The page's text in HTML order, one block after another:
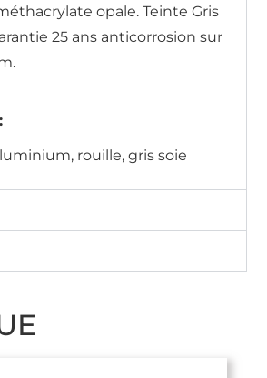
opale. Teinte Gris
25 ans anticorrosion sur
rouille, gris soie